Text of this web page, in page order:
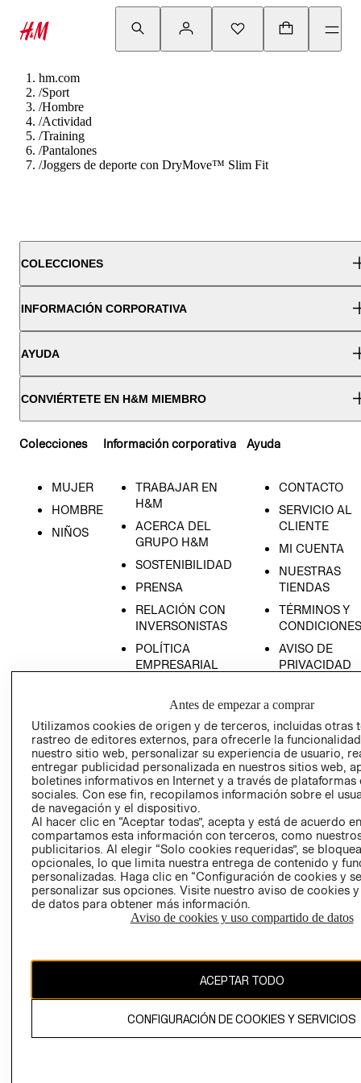
hm.com
/Sport
/Hombre
/Actividad
/Training
/Pantalones
/Joggers de deporte con DryMove™ Slim Fit
COLECCIONES
INFORMACIÓN CORPORATIVA
AYUDA
CONVIÉRTETE EN H&M MIEMBRO
Colecciones
MUJER
HOMBRE
NIÑOS
Información corporativa
TRABAJAR EN
H&M
ACERCA DEL
GRUPO H&M
SOSTENIBILIDAD
PRENSA
RELACIÓN CON
INVERSONISTAS
POLÍTICA
EMPRESARIAL
Ayuda
CONTACTO
SERVICIO AL
CLIENTE
MI CUENTA
NUESTRAS
TIENDAS
TÉRMINOS Y
CONDICIONES
AVISO DE
PRIVACIDAD
AVISO DE
COOKIES
LIBRO DE
Ecuador ($)
CAMBIAR REGIÓN
El contenido de esta página web está protegido por copyright y es
Antes de empezar a comprar
Utilizamos cookies de origen y de terceros, incluidas otras
rastreo de editores externos, para ofrecerle la
nuestro sitio web, personalizar su experiencia de usuario,
entregar publicidad personalizada en nuestros sitios web,
boletines informativos en Internet y a través de plataformas
sociales. Con ese fin, recopilamos información sobre el
de navegación y el dispositivo.
Al hacer clic en “Aceptar todas”, acepta y está de acuerdo
compartamos esta información con terceros, como
publicitarios. Al elegir “Solo cookies requeridas”, se
opcionales, lo que limita nuestra entrega de contenido y
personalizadas. Haga clic en “Configuración de cookies y
personalizar sus opciones. Visite nuestro aviso de cookies
de datos para obtener más información.
Aviso de cookies y uso compartido de datos
ACEPTAR TODO
CONFIGURACIÓN DE COOKIES Y SERVICIOS